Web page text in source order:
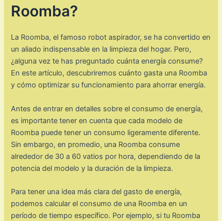
Roomba?
La Roomba, el famoso robot aspirador, se ha convertido en
un aliado indispensable en la limpieza del hogar. Pero,
¿alguna vez te has preguntado cuánta energía consume?
En este artículo, descubriremos cuánto gasta una Roomba
y cómo optimizar su funcionamiento para ahorrar energía.
Antes de entrar en detalles sobre el consumo de energía,
es importante tener en cuenta que cada modelo de
Roomba puede tener un consumo ligeramente diferente.
Sin embargo, en promedio, una Roomba consume
alrededor de 30 a 60 vatios por hora, dependiendo de la
potencia del modelo y la duración de la limpieza.
Para tener una idea más clara del gasto de energía,
podemos calcular el consumo de una Roomba en un
período de tiempo específico. Por ejemplo, si tu Roomba